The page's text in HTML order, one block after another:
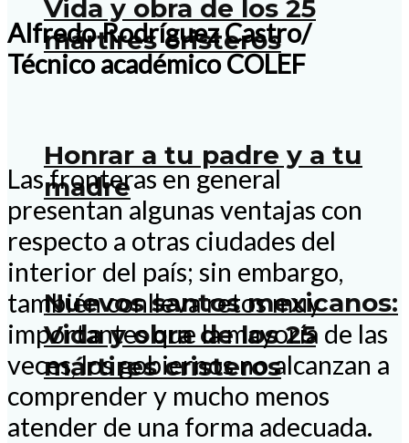
Vida y obra de los 25
mártires cristeros
Honrar a tu padre y a tu
madre
Nuevos santos mexicanos:
Vida y obra de los 25
mártires cristeros
Alfredo Rodríguez Castro/
Técnico académico COLEF
Las fronteras en general
presentan algunas ventajas con
respecto a otras ciudades del
interior del país; sin embargo,
también conlleva retos muy
importantes que la mayoría de las
veces, los gobiernos no alcanzan a
comprender y mucho menos
atender de una forma adecuada.